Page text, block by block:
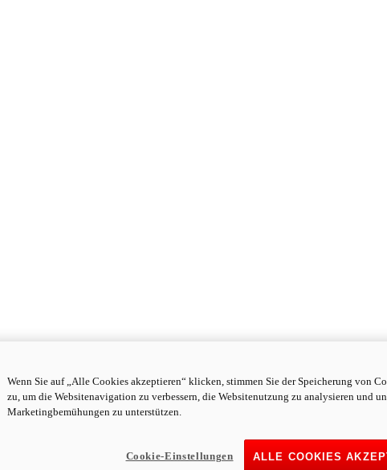
Wenn Sie auf „Alle Cookies akzeptieren“ klicken, stimmen Sie der Speicherung von
zu, um die Websitenavigation zu verbessern, die Websitenutzung zu analysieren und
Marketingbemühungen zu unterstützen.
ALLE COOKIES
Cookie-Einstellungen